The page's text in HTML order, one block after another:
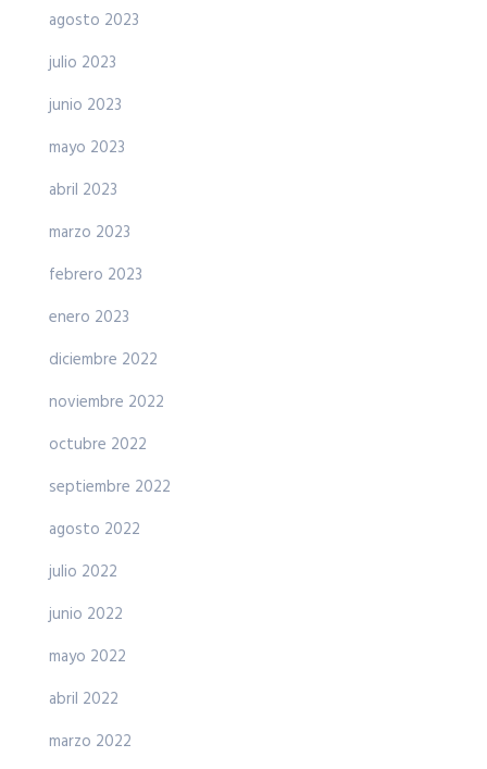
agosto 2023
julio 2023
junio 2023
mayo 2023
abril 2023
marzo 2023
febrero 2023
enero 2023
diciembre 2022
noviembre 2022
octubre 2022
septiembre 2022
agosto 2022
julio 2022
junio 2022
mayo 2022
abril 2022
marzo 2022